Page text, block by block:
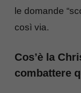
le domande
così via.
Cos’è la
combattere